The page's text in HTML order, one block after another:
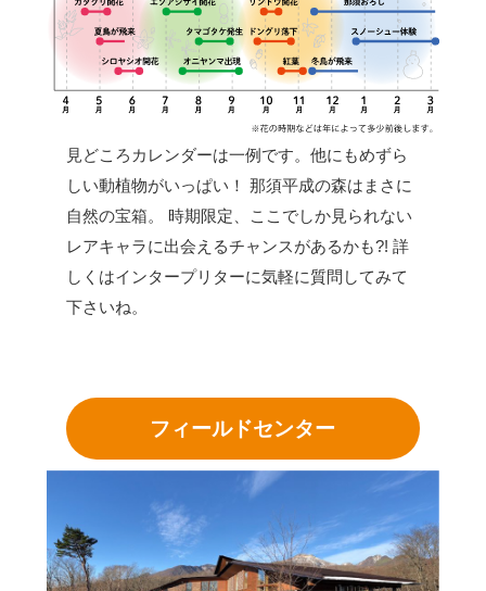
見どころカレンダーは一例です。他にもめずら
しい動植物がいっぱい！ 那須平成の森はまさに
自然の宝箱。
時期限定、ここでしか見られない
レアキャラに出会えるチャンスがあるかも?! 詳
しくはインタープリターに気軽に質問してみて
下さいね。
フィールドセンター